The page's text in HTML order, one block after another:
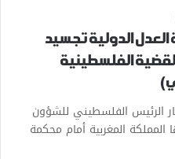
الدولية تجسيد
الفلسطينية
الرئيس الفلسطيني للشؤون
المملكة المغربية أمام محكمة